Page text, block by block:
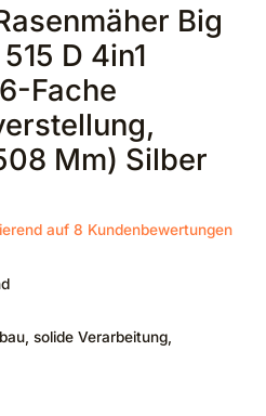
Big
D 4in1
Fache
Mm) Silber
auf 8 Kundenbewertungen
solide Verarbeitung,